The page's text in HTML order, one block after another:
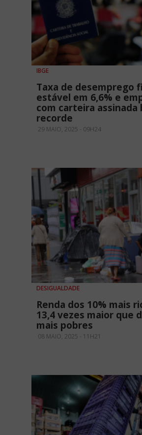
IBGE
Taxa de desemprego
estável em 6,6% e
com carteira assinada
recorde
29 MAIO, 2025 - 09H24
DESIGUALDADE
Renda dos 10% mais
13,4 vezes maior que
mais pobres
08 MAIO, 2025 - 11H21